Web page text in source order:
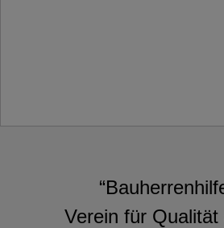
Verein für Qualität